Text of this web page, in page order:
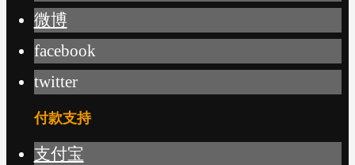
微博
facebook
twitter
付款支持
支付宝